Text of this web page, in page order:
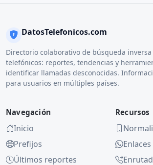
DatosTelefonicos.com
Directorio colaborativo de búsqueda
telefónicos: reportes, tendencias y
identificar llamadas desconocidas.
para usuarios en múltiples países.
Navegación
Inicio
Prefijos
Últimos reportes
Recursos